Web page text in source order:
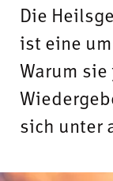
Die
ist eine
Warum
sich unter